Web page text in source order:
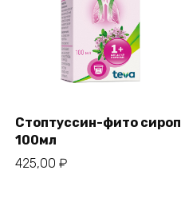
Стоптуссин-фито сироп
100мл
425,00 ₽